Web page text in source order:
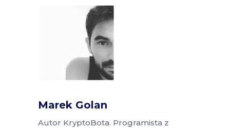
Marek Golan
Autor KryptoBota. Programista z